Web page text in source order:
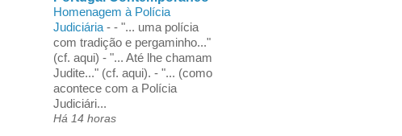
Homenagem à Polícia
Judiciária - - "... uma polícia
com tradição e pergaminho..."
(cf. aqui) - "... Até lhe chamam
Judite..." (cf. aqui). - "... (como
acontece com a Polícia
Judiciári...
Há 14 horas